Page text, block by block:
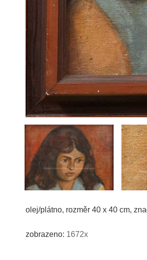
olej/plátno, rozměr 40 x 40 cm,
zobrazeno: 1672x